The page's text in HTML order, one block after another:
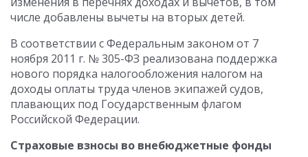
числе добавлены вычеты на вторых детей.
В соответствии с Федеральным законом от 7
ноября 2011 г. № 305-ФЗ реализована поддержка
нового порядка налогообложения налогом на
доходы оплаты труда членов экипажей судов,
плавающих под Государственным флагом
Российской Федерации.
Страховые взносы во внебюджетные фонды